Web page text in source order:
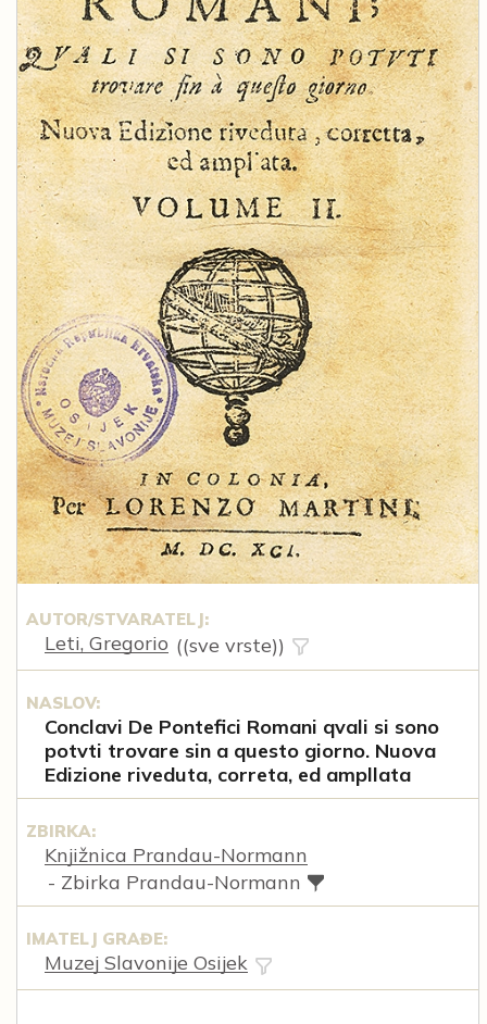
AUTOR/STVARATELJ:
Leti, Gregorio ((sve vrste))
NASLOV:
Conclavi De Pontefici Romani qvali si sono
potvti trovare sin a questo giorno. Nuova
Edizione riveduta, correta, ed ampllata
ZBIRKA:
Knjižnica Prandau-Normann
- Zbirka Prandau-Normann
IMATELJ GRAĐE:
Muzej Slavonije Osijek